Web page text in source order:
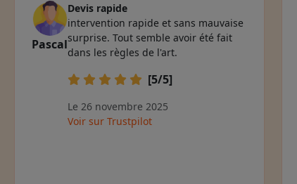
Pascal
Devis rapide
intervention rapide et sans mauvaise
surprise. Tout semble avoir été fait
dans les règles de l'art.
[5/5]
Le 26 novembre 2025
Voir sur Trustpilot